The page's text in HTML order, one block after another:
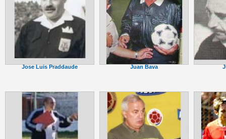
Jose Luis Praddaude Juan Bava